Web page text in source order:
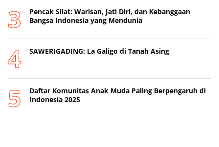
Pencak Silat: Warisan, Jati Diri, dan Kebanggaan
Bangsa Indonesia yang Mendunia
SAWERIGADING: La Galigo di Tanah Asing
Daftar Komunitas Anak Muda Paling Berpengaruh di
Indonesia 2025